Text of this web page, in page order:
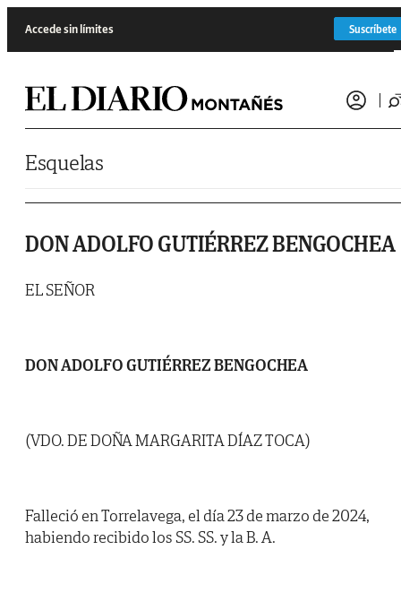
Accede sin límites Suscríbete
Esquelas
DON ADOLFO GUTIÉRREZ BENGOCHEA
EL SEÑOR
DON ADOLFO GUTIÉRREZ BENGOCHEA
(VDO. DE DOÑA MARGARITA DÍAZ TOCA)
Falleció en Torrelavega, el día 23 de marzo de 2024,
habiendo recibido los SS. SS. y la B. A.